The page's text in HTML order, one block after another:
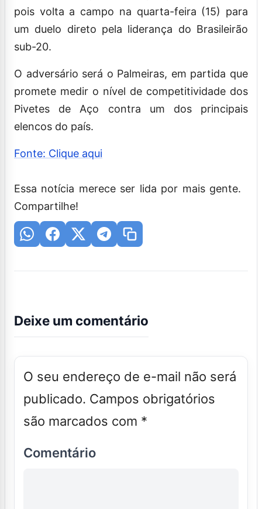
pois volta a campo na quarta-feira (15) para
um duelo direto pela liderança do Brasileirão
sub-20.
O adversário será o Palmeiras, em partida que
promete medir o nível de competitividade dos
Pivetes de Aço contra um dos principais
elencos do país.
Fonte: Clique aqui
Essa notícia merece ser lida por mais gente.
Compartilhe!
Deixe um comentário
O seu endereço de e-mail não será
publicado. Campos obrigatórios
são marcados com *
Comentário